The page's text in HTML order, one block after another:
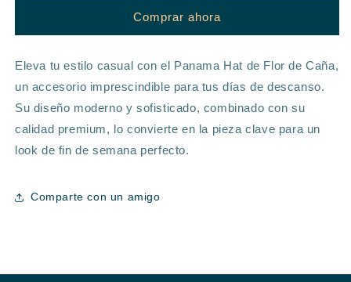
FLOR
CAÑA
FLOR
CAÑA
Comprar ahora
Eleva tu estilo casual con el Panama Hat de Flor de Caña,
un accesorio imprescindible para tus días de descanso.
Su diseño moderno y sofisticado, combinado con su
calidad premium, lo convierte en la pieza clave para un
look de fin de semana perfecto.
Comparte con un amigo